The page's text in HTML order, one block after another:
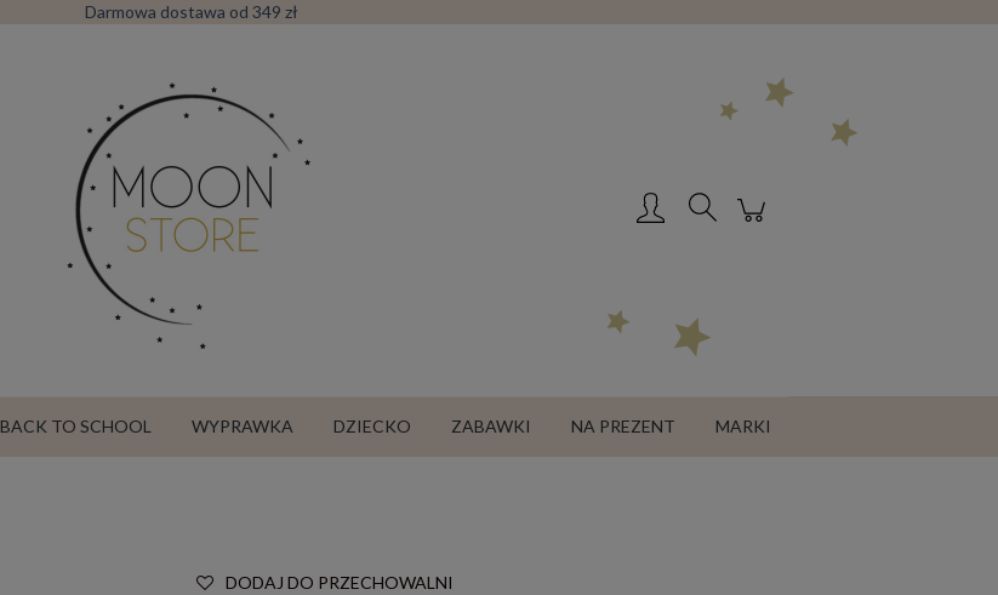
Darmowa dostawa od 349 zł
BACK TO SCHOOL WYPRAWKA DZIECKO ZABAWKI NA PREZENT MARKI
DODAJ DO PRZECHOWALNI